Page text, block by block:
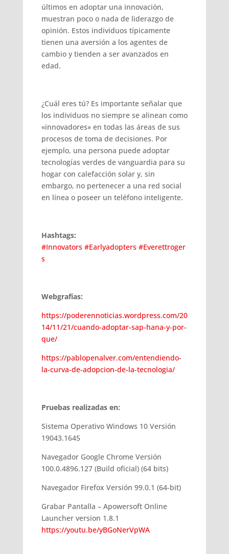
últimos en adoptar una innovación,
muestran poco o nada de liderazgo de
opinión. Estos individuos típicamente
tienen una aversión a los agentes de
cambio y tienden a ser avanzados en
edad.
¿Cuál eres tú? Es importante señalar que
los individuos no siempre se alinean como
«innovadores» en todas las áreas de sus
procesos de toma de decisiones. Por
ejemplo, una persona puede adoptar
tecnologías verdes de vanguardia para su
hogar con calefacción solar y, sin
embargo, no pertenecer a una red social
en línea o poseer un teléfono inteligente.
Hashtags:
#Innovators #Earlyadopters #Everettroger
s
Webgrafías:
https://poderennoticias.wordpress.com/20
14/11/21/cuando-adoptar-sap-hana-y-por-
que/
https://pablopenalver.com/entendiendo-
la-curva-de-adopcion-de-la-tecnologia/
Pruebas realizadas en:
Sistema Operativo Windows 10 Versión
19043.1645
Navegador Google Chrome Versión
100.0.4896.127 (Build oficial) (64 bits)
Navegador Firefox Versión 99.0.1 (64-bit)
Grabar Pantalla – Apowersoft Online
Launcher version 1.8.1
https://youtu.be/yBGoNerVpWA